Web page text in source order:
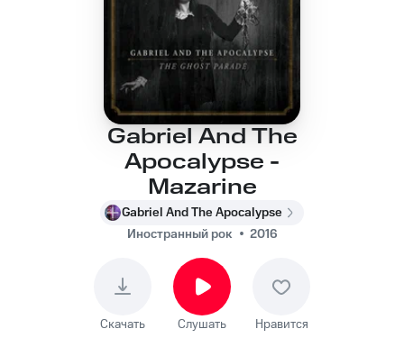
Gabriel And The
Apocalypse -
Mazarine
Gabriel And The Apocalypse
Иностранный рок
2016
Скачать Слушать Нравится